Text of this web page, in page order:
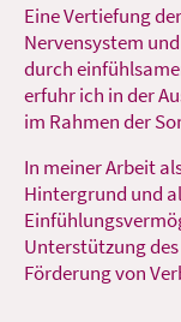
Eine Vertiefung
Nervensystem
durch
erfuhr ich in der
im Rahmen der
In meiner Arbeit
Hintergrund und
Unterstützung
Förderung von